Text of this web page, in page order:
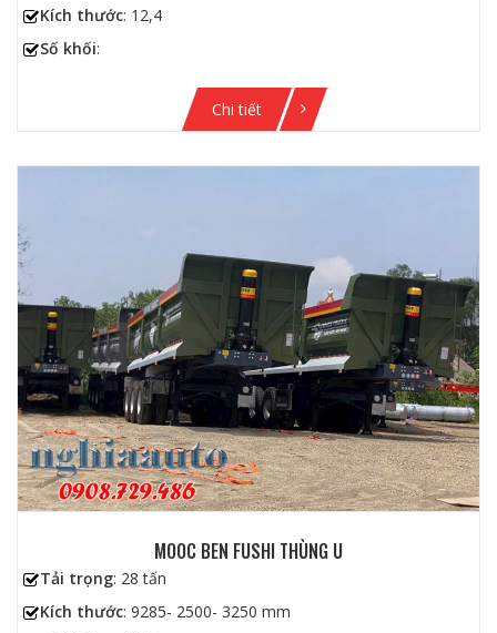
Kích thước: 12,4
Số khối:
Chi tiết
MOOC BEN FUSHI THÙNG U
Tải trọng: 28 tấn
Kích thước: 9285- 2500- 3250 mm